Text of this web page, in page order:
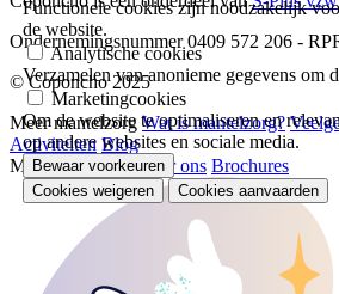
Ondernemingsnummer 0409 572 206 -
© Coponcho 2025
Meer mantelzorg Wat is mantelzorg?
Activiteiten Blog
Meer Coponcho Over ons Brochures
Functionele cookies zijn noodzakelijk
de website.
Analytische cookies
Verzamelen van anonieme gegevens om
Marketingcookies
Om de website te optimaliseren en
op andere websites en sociale media.
Bewaar voorkeuren
Cookies weigeren
Cookies aanvaarden